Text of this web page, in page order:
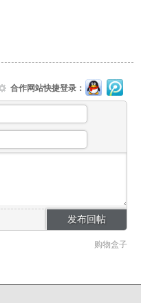
合作网站快捷登录：
购物盒子